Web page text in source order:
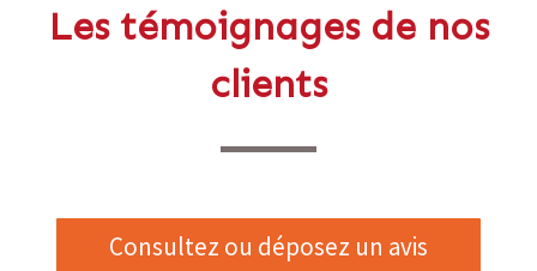
Les témoignages de nos
clients
Consultez ou déposez un avis